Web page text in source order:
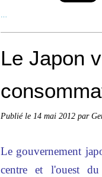
Le Japon
Publié le 14 mai 2012 par
Le gouvernement
centre et l'ouest